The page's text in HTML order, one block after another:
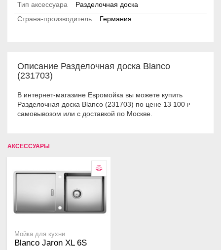
Тип аксессуара
Разделочная доска
Страна-производитель
Германия
Описание Разделочная доска Blanco
(231703)
В интернет-магазине Евромойка вы можете купить
Разделочная доска Blanco (231703) по цене 13 100 ₽
самовывозом или с доставкой по Москве.
АКСЕССУАРЫ
Мойка для кухни
Blanco Jaron XL 6S